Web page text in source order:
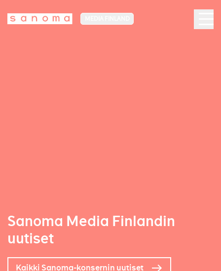
Sanoma Media Finlandin
uutiset
Kaikki Sanoma-konsernin uutiset